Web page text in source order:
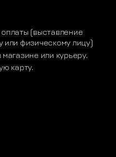
(выставление
физическому лицу)
или курьеру.
карту.